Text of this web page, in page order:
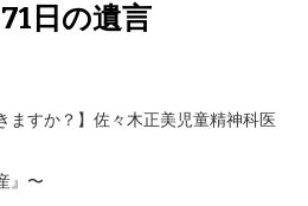
日の遺言
ますか？】佐々木正美児童精神科医
』〜